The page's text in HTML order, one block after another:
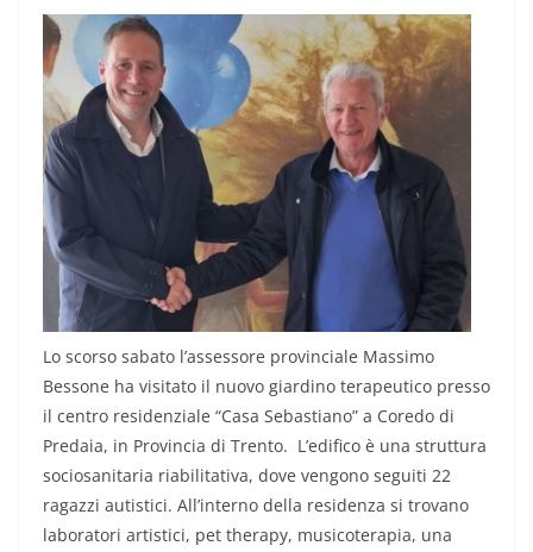
Lo scorso sabato l’assessore provinciale Massimo
Bessone ha visitato il nuovo giardino terapeutico presso
il centro residenziale “Casa Sebastiano” a Coredo di
Predaia, in Provincia di Trento. L’edifico è una struttura
sociosanitaria riabilitativa, dove vengono seguiti 22
ragazzi autistici. All’interno della residenza si trovano
laboratori artistici, pet therapy, musicoterapia, una